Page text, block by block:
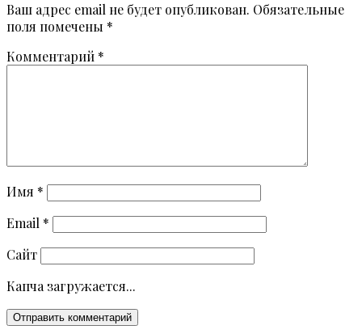
Ваш адрес email не будет опубликован. Обязательные
поля помечены *
Комментарий *
Имя *
Email *
Сайт
Капча загружается...